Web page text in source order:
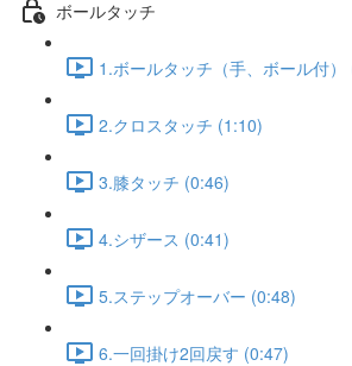
ボールタッチ
1.ボールタッチ（手、ボール付）
2.クロスタッチ (1:10)
3.膝タッチ (0:46)
4.シザース (0:41)
5.ステップオーバー (0:48)
6.一回掛け2回戻す (0:47)